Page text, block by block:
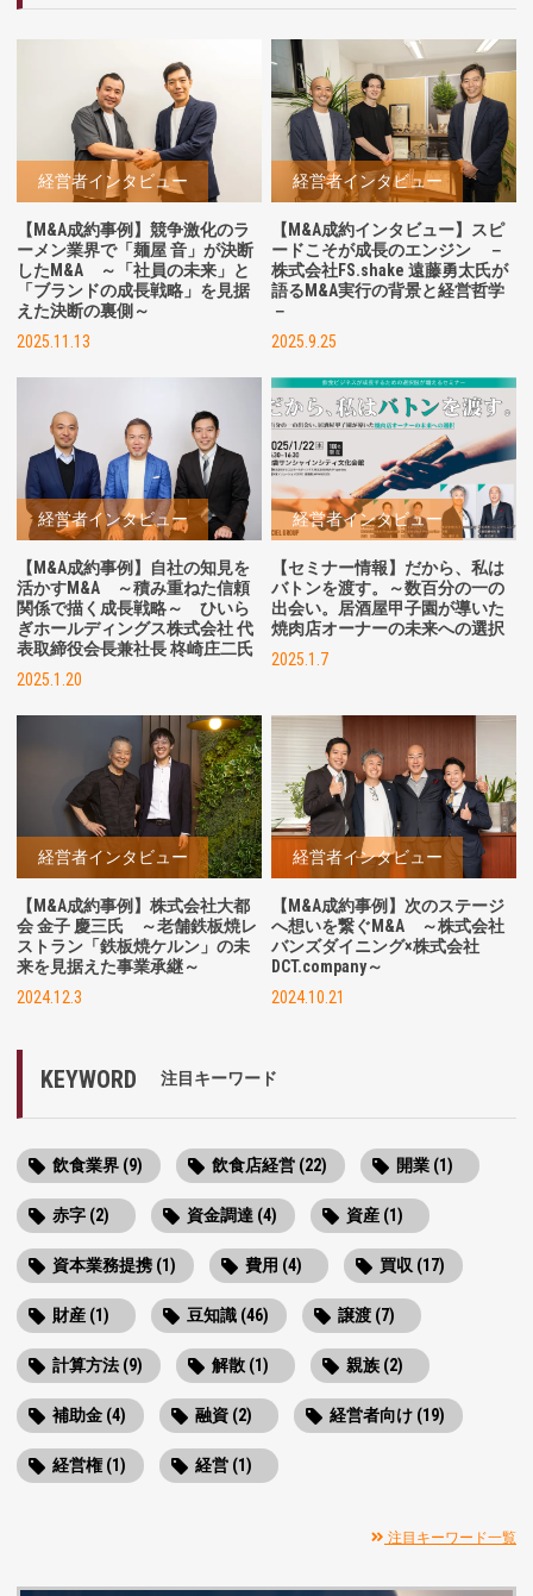
経営者インタビュー
【M&A成約事例】競争激化のラ
ーメン業界で「麺屋 音」が決断
したM&A
～「社員の未来」と
「ブランドの成長戦略」を見据
えた決断の裏側～
2025.11.13
経営者インタビュー
【M&A成約インタビュー】スピ
ードこそが成長のエンジン －
株式会社FS.shake 遠藤勇太氏が
語るM&A実行の背景と経営哲学
－
2025.9.25
経営者インタビュー
【M&A成約事例】自社の知見を
活かすM&A ～積み重ねた信頼
関係で描く成長戦略～ ひいら
ぎホールディングス株式会社 代
表取締役会長兼社長 柊崎庄二氏
2025.1.20
経営者インタビュー
【セミナー情報】だから、私は
バトンを渡す。～数百分の一の
出会い。居酒屋甲子園が導いた
焼肉店オーナーの未来への選択
2025.1.7
経営者インタビュー
【M&A成約事例】株式会社大都
会 金子 慶三氏 ～老舗鉄板焼レ
ストラン「鉄板焼ケルン」の未
来を見据えた事業承継～
2024.12.3
経営者インタビュー
【M&A成約事例】次のステージ
へ想いを繋ぐM&A ～株式会社
バンズダイニング×株式会社
DCT.company～
2024.10.21
KEYWORD 注目キーワード
飲食業界 (9) 飲食店経営 (22) 開業 (1)
赤字 (2) 資金調達 (4) 資産 (1)
資本業務提携 (1) 費用 (4) 買収 (17)
財産 (1) 豆知識 (46) 譲渡 (7)
計算方法 (9) 解散 (1) 親族 (2)
補助金 (4) 融資 (2) 経営者向け (19)
経営権 (1) 経営 (1)
注目キーワード一覧